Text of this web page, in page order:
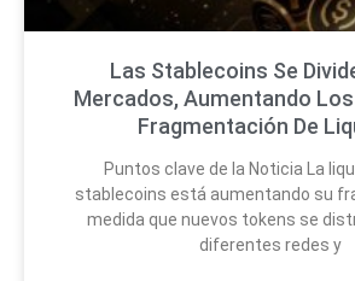
Las Stablecoins Se
Mercados, Aumentando
Fragmentación De
Puntos clave de la Noticia La
stablecoins está aumentando su
medida que nuevos tokens se
diferentes redes y